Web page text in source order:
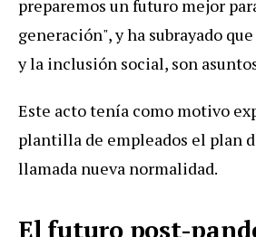
preparemos un futuro mejor
generación", y ha subrayado
y la inclusión social, son
Este acto tenía como motivo
plantilla de empleados el plan
llamada nueva normalidad.
El futuro post-